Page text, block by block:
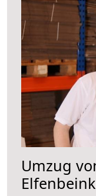
Umzug